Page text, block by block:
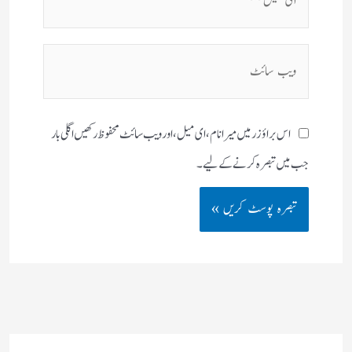
اس براؤزر میں میرا نام، ای میل، اور ویب سائٹ محفوظ رکھیں اگلی بار
جب میں تبصرہ کرنے کےلیے۔